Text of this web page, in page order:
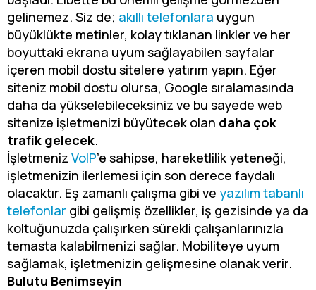
gelinemez. Siz de; akıllı telefonlara uygun
büyüklükte metinler, kolay tıklanan linkler ve her
boyuttaki ekrana uyum sağlayabilen sayfalar
içeren mobil dostu sitelere yatırım yapın. Eğer
siteniz mobil dostu olursa, Google sıralamasında
daha da yükselebileceksiniz ve bu sayede web
sitenize işletmenizi büyütecek olan daha çok
trafik gelecek.
İşletmeniz VoIP’e sahipse, hareketlilik yeteneği,
işletmenizin ilerlemesi için son derece faydalı
olacaktır. Eş zamanlı çalışma gibi ve yazılım tabanlı
telefonlar gibi gelişmiş özellikler, iş gezisinde ya da
koltuğunuzda çalışırken sürekli çalışanlarınızla
temasta kalabilmenizi sağlar. Mobiliteye uyum
sağlamak, işletmenizin gelişmesine olanak verir.
Bulutu Benimseyin